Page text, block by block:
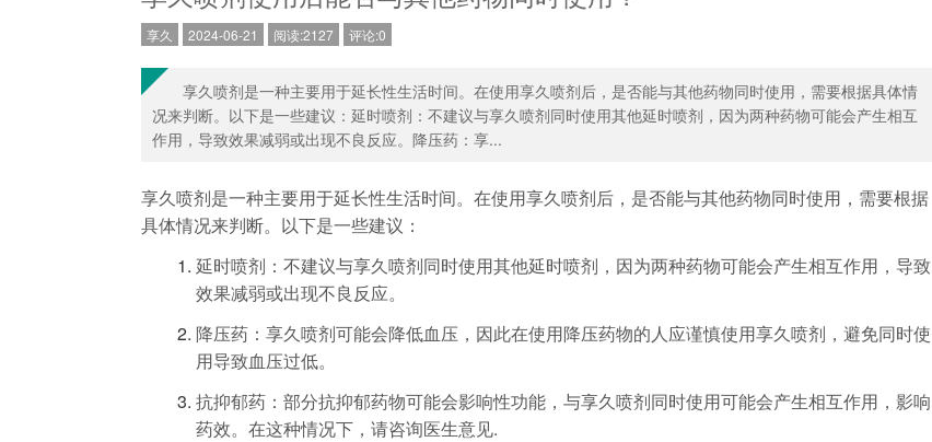
享久 2024-06-21 阅读:2127 评论:0
享久喷剂是一种主要用于延长性生活时间。在使用享久喷剂后，是否能与其他药物同时使用，需要根据具体情
况来判断。以下是一些建议：延时喷剂：不建议与享久喷剂同时使用其他延时喷剂，因为两种药物可能会产生相互
作用，导致效果减弱或出现不良反应。降压药：享...
享久喷剂是一种主要用于延长性生活时间。在使用享久喷剂后，是否能与其他药物同时使用，需要根据
具体情况来判断。以下是一些建议：
延时喷剂：不建议与享久喷剂同时使用其他延时喷剂，因为两种药物可能会产生相互作用，导致
效果减弱或出现不良反应。
降压药：享久喷剂可能会降低血压，因此在使用降压药物的人应谨慎使用享久喷剂，避免同时使
用导致血压过低。
抗抑郁药：部分抗抑郁药物可能会影响性功能，与享久喷剂同时使用可能会产生相互作用，影响
药效。在这种情况下，请咨询医生意见.